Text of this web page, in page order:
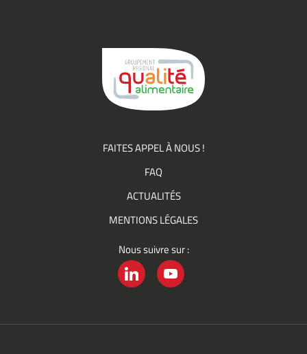
FAITES APPEL À NOUS !
FAQ
ACTUALITÉS
MENTIONS LÉGALES
Nous suivre sur :